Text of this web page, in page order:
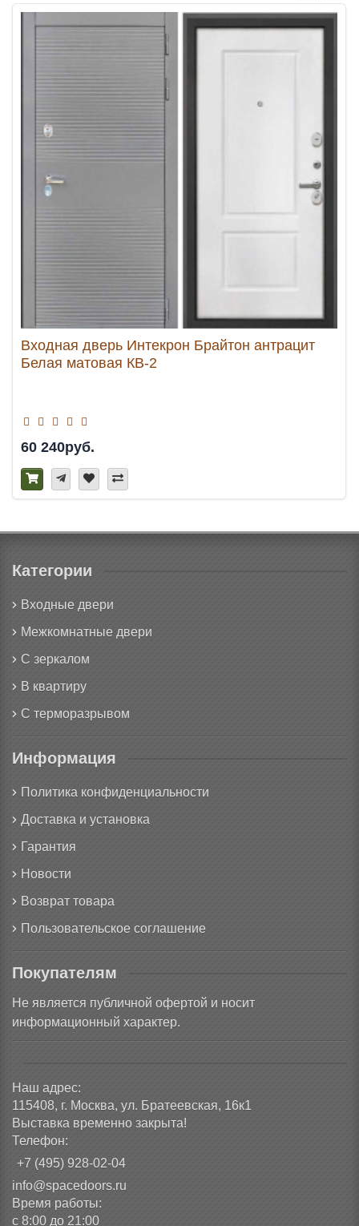
Входная дверь Интекрон Брайтон антрацит
Белая матовая КВ-2
60 240руб.
Категории
Входные двери
Межкомнатные двери
С зеркалом
В квартиру
С терморазрывом
Информация
Политика конфиденциальности
Доставка и установка
Гарантия
Новости
Возврат товара
Пользовательское соглашение
Покупателям
Не является публичной офертой и носит
информационный характер.
Наш адрес:
115408, г. Москва, ул. Братеевская, 16к1
Выставка временно закрыта!
Телефон:
+7 (495) 928-02-04
info@spacedoors.ru
Время работы:
с 8:00 до 21:00